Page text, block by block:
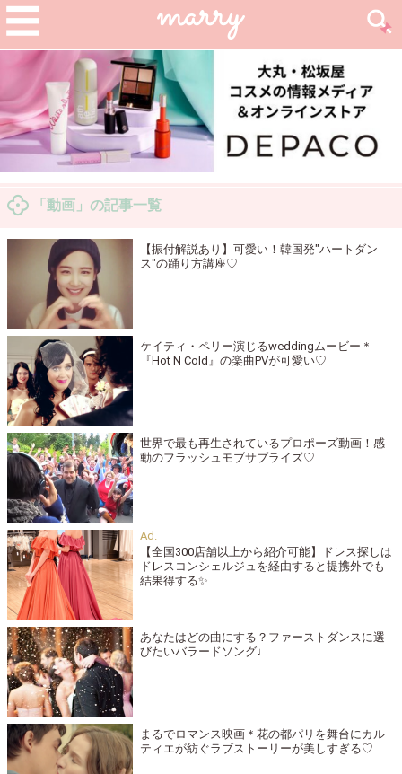
「動画」の記事一覧
【振付解説あり】可愛い！韓国発"ハートダン
ス"の踊り方講座♡
ケイティ・ペリー演じるweddingムービー＊
『Hot N Cold』の楽曲PVが可愛い♡
世界で最も再生されているプロポーズ動画！感
動のフラッシュモブサプライズ♡
【全国300店舗以上から紹介可能】ドレス探しは
ドレスコンシェルジュを経由すると提携外でも
結果得する✨
あなたはどの曲にする？ファーストダンスに選
びたいバラードソング♩
まるでロマンス映画＊花の都パリを舞台にカル
ティエが紡ぐラブストーリーが美しすぎる♡